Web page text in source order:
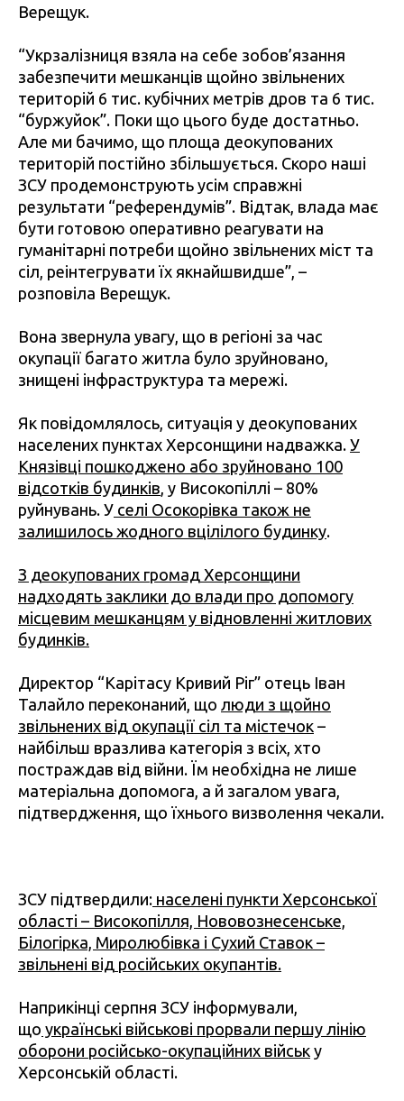
Верещук.
“Укрзалізниця взяла на себе зобов’язання
забезпечити мешканців щойно звільнених
територій 6 тис. кубічних метрів дров та 6 тис.
“буржуйок”. Поки що цього буде достатньо.
Але ми бачимо, що площа деокупованих
територій постійно збільшується. Скоро наші
ЗСУ продемонструють усім справжні
результати “референдумів”. Відтак, влада має
бути готовою оперативно реагувати на
гуманітарні потреби щойно звільнених міст та
сіл, реінтегрувати їх якнайшвидше”, –
розповіла Верещук.
Вона звернула увагу, що в регіоні за час
окупації багато житла було зруйновано,
знищені інфраструктура та мережі.
Як повідомлялось, ситуація у деокупованих
населених пунктах Херсонщини надважка. У
Князівці пошкоджено або зруйновано 100
відсотків будинків, у Високопіллі – 80%
руйнувань. У селі Осокорівка також не
залишилось жодного вцілілого будинку.
З деокупованих громад Херсонщини
надходять заклики до влади про допомогу
місцевим мешканцям у відновленні житлових
будинків.
Директор “Карітасу Кривий Ріг” отець Іван
Талайло переконаний, що люди з щойно
звільнених від окупації сіл та містечок –
найбільш вразлива категорія з всіх, хто
постраждав від війни. Їм необхідна не лише
матеріальна допомога, а й загалом увага,
підтвердження, що їхнього визволення чекали.
ЗСУ підтвердили: населені пункти Херсонської
області – Високопілля, Нововознесенське,
Білогірка, Миролюбівка і Сухий Ставок –
звільнені від російських окупантів.
Наприкінці серпня ЗСУ інформували,
що українські військові прорвали першу лінію
оборони російсько-окупаційних військ у
Херсонській області.